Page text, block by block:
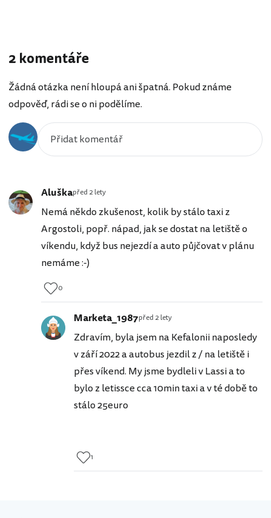
2 komentáře
Žádná otázka není hloupá ani špatná. Pokud známe
odpověď, rádi se o ni podělíme.
Aluškapřed 2 lety
Nemá někdo zkušenost, kolik by stálo taxi z
Argostoli, popř. nápad, jak se dostat na letiště o
víkendu, když bus nejezdí a auto půjčovat v plánu
nemáme :-)
0
Marketa_1987před 2 lety
Zdravím, byla jsem na Kefalonii naposledy
v září 2022 a autobus jezdil z / na letiště i
přes víkend. My jsme bydleli v Lassi a to
bylo z letissce cca 10min taxi a v té době to
stálo 25euro
1